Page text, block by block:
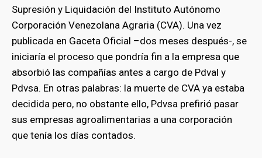
Supresión y Liquidación del Instituto Autónomo
Corporación Venezolana Agraria (CVA). Una vez
publicada en Gaceta Oficial –dos meses después-, se
iniciaría el proceso que pondría fin a la empresa que
absorbió las compañías antes a cargo de Pdval y
Pdvsa. En otras palabras: la muerte de CVA ya estaba
decidida pero, no obstante ello, Pdvsa prefirió pasar
sus empresas agroalimentarias a una corporación
que tenía los días contados.